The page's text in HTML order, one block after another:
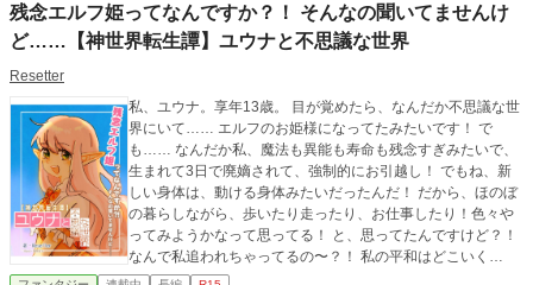
残念エルフ姫ってなんですか？！ そんなの聞いてませんけ
ど……【神世界転生譚】ユウナと不思議な世界
Resetter
私、ユウナ。享年13歳。 目が覚めたら、なんだか不思議な世
界にいて…… エルフのお姫様になってたみたいです！ で
も…… なんだか私、魔法も異能も寿命も残念すぎみたいで、
生まれて3日で廃嫡されて、強制的にお引越し！ でもね、新
しい身体は、動ける身体みたいだったんだ！ だから、ほのぼ
の暮らしながら、歩いたり走ったり、お仕事したり！色々や
ってみようかなって思ってる！ と、思ってたんですけど？！
なんで私追われちゃってるの〜？！ 私の平和はどこいく
の〜？！ 神様たちが創った、たくさんの"星"が浮かんでる、